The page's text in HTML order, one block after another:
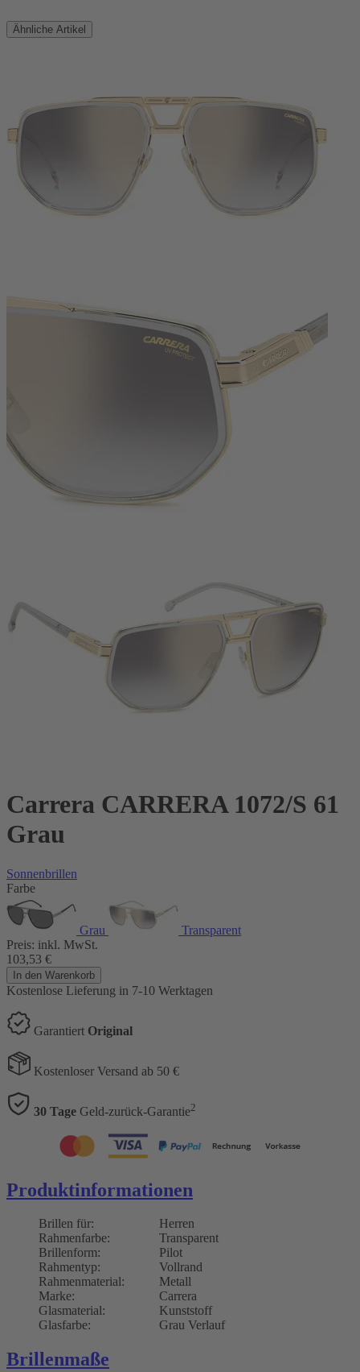
Ähnliche Artikel
Carrera CARRERA 1072/S 61
Grau
Sonnenbrillen
Farbe
Grau
Transparent
Preis: inkl. MwSt.
103,53 €
In den Warenkorb
Kostenlose Lieferung in 7-10 Werktagen
Garantiert Original
Kostenloser Versand ab 50 €
30 Tage Geld-zurück-Garantie2
Produktinformationen
Brillen für:
Herren
Rahmenfarbe:
Transparent
Brillenform:
Pilot
Rahmentyp:
Vollrand
Rahmenmaterial:
Metall
Marke:
Carrera
Glasmaterial:
Kunststoff
Glasfarbe:
Grau Verlauf
Brillenmaße